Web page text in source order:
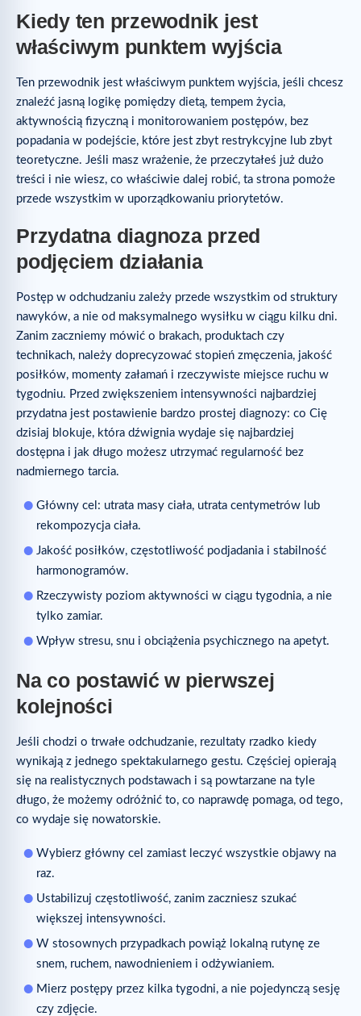
Kiedy ten przewodnik jest
właściwym punktem wyjścia
Ten przewodnik jest właściwym punktem wyjścia, jeśli chcesz
znaleźć jasną logikę pomiędzy dietą, tempem życia,
aktywnością fizyczną i monitorowaniem postępów, bez
popadania w podejście, które jest zbyt restrykcyjne lub zbyt
teoretyczne. Jeśli masz wrażenie, że przeczytałeś już dużo
treści i nie wiesz, co właściwie dalej robić, ta strona pomoże
przede wszystkim w uporządkowaniu priorytetów.
Przydatna diagnoza przed
podjęciem działania
Postęp w odchudzaniu zależy przede wszystkim od struktury
nawyków, a nie od maksymalnego wysiłku w ciągu kilku dni.
Zanim zaczniemy mówić o brakach, produktach czy
technikach, należy doprecyzować stopień zmęczenia, jakość
posiłków, momenty załamań i rzeczywiste miejsce ruchu w
tygodniu. Przed zwiększeniem intensywności najbardziej
przydatna jest postawienie bardzo prostej diagnozy: co Cię
dzisiaj blokuje, która dźwignia wydaje się najbardziej
dostępna i jak długo możesz utrzymać regularność bez
nadmiernego tarcia.
Główny cel: utrata masy ciała, utrata centymetrów lub
rekompozycja ciała.
Jakość posiłków, częstotliwość podjadania i stabilność
harmonogramów.
Rzeczywisty poziom aktywności w ciągu tygodnia, a nie
tylko zamiar.
Wpływ stresu, snu i obciążenia psychicznego na apetyt.
Na co postawić w pierwszej
kolejności
Jeśli chodzi o trwałe odchudzanie, rezultaty rzadko kiedy
wynikają z jednego spektakularnego gestu. Częściej opierają
się na realistycznych podstawach i są powtarzane na tyle
długo, że możemy odróżnić to, co naprawdę pomaga, od tego,
co wydaje się nowatorskie.
Wybierz główny cel zamiast leczyć wszystkie objawy na
raz.
Ustabilizuj częstotliwość, zanim zaczniesz szukać
większej intensywności.
W stosownych przypadkach powiąż lokalną rutynę ze
snem, ruchem, nawodnieniem i odżywianiem.
Mierz postępy przez kilka tygodni, a nie pojedynczą sesję
czy zdjęcie.